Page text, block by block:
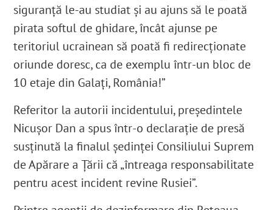
siguranță le-au studiat și au ajuns să le poată
pirata softul de ghidare, încât ajunse pe
teritoriul ucrainean să poată fi redirecționate
oriunde doresc, ca de exemplu într-un bloc de
10 etaje din Galați, România!”
Referitor la autorii incidentului, președintele
Nicușor Dan a spusîntr-o declarație de presă
susținută la finalul ședinței Consiliului Suprem
de Apărare a Țării că „întreaga responsabilitate
pentru acest incident revine Rusiei”.